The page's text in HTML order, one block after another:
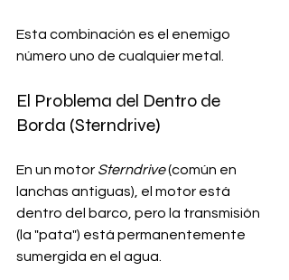
Esta combinación es el enemigo
número uno de cualquier metal.
El Problema del Dentro de
Borda (Sterndrive)
En un motor Sterndrive (común en
lanchas antiguas), el motor está
dentro del barco, pero la transmisión
(la "pata") está permanentemente
sumergida en el agua.